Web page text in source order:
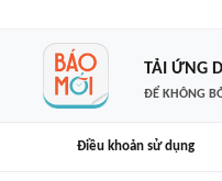
TẢI ỨNG
ĐỂ KHÔNG
Điều khoản sử dụng